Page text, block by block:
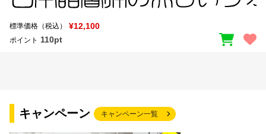
標準価格（税込） ¥12,100
ポイント 110pt
キャンペーン キャンペーン一覧